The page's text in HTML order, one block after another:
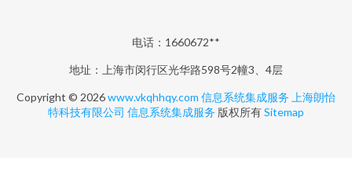
电话：1660672**
地址：上海市闵行区光华路598号2幢3、4层
Copyright © 2026www.vkqhhqy.com 信息系统集成服务 上海朗怡
特科技有限公司 信息系统集成服务 版权所有Sitemap